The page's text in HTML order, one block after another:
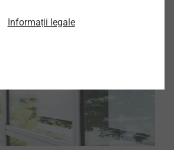
Informații legale